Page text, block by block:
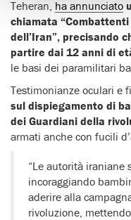
Teheran, ha annunciato
chiamata
dell’Iran”, precisando
partire dai 12 anni di
le basi dei paramilitari
Testimonianze oculari e
sul dispiegamento di
dei Guardiani della
armati anche con fucili
“Le autorità iraniane
incoraggiando
aderire alla
rivoluzione,